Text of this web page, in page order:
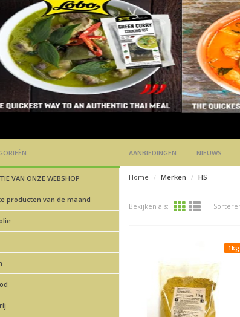
AANBIEDINGEN NIEUWS
VAN ONZE WEBSHOP
producten van de maand
Home Merken HS
Bekijken als:
1kg